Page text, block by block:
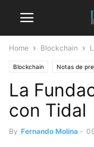
Home Blockchain
Blockchain Notas de
La
con Tidal
By Fernando Molina -